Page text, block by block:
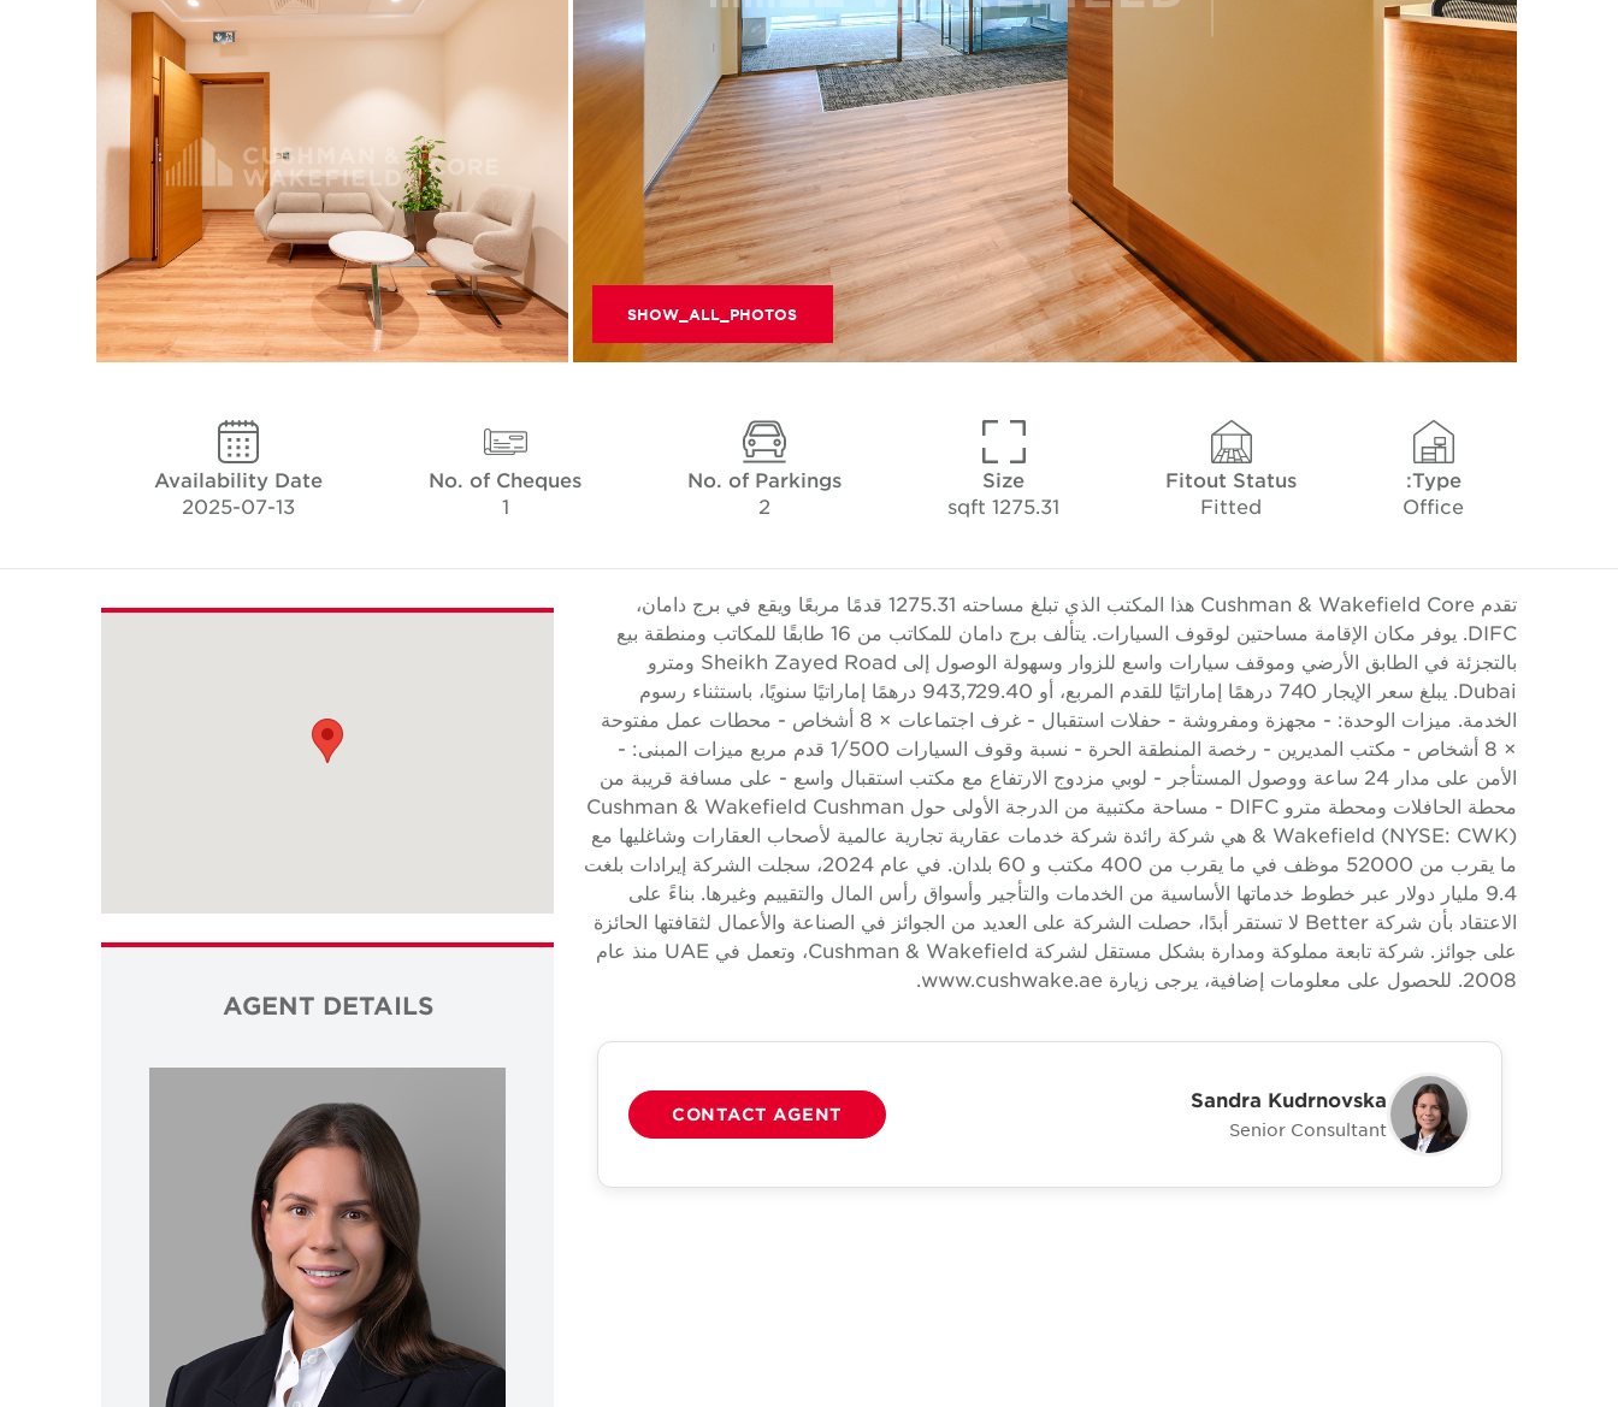
SHOW_ALL_PHOTOS
Type:
Office
Fitout Status
Fitted
Size
1275.31 sqft
No. of Parkings
2
No. of Cheques
1
Availability Date
2025-07-13
تقدم Cushman & Wakefield Core هذا المكتب الذي تبلغ مساحته 1275.31 قدمًا مربعًا ويقع في برج دامان،
DIFC. يوفر مكان الإقامة مساحتين لوقوف السيارات. يتألف برج دامان للمكاتب من 16 طابقًا للمكاتب ومنطقة بيع
بالتجزئة في الطابق الأرضي وموقف سيارات واسع للزوار وسهولة الوصول إلى Sheikh Zayed Road ومترو
Dubai. يبلغ سعر الإيجار 740 درهمًا إماراتيًا للقدم المربع، أو 943,729.40 درهمًا إماراتيًا سنويًا، باستثناء رسوم
الخدمة. ميزات الوحدة: - مجهزة ومفروشة - حفلات استقبال - غرف اجتماعات × 8 أشخاص - محطات عمل مفتوحة
× 8 أشخاص - مكتب المديرين - رخصة المنطقة الحرة - نسبة وقوف السيارات 1/500 قدم مربع ميزات المبنى: -
الأمن على مدار 24 ساعة ووصول المستأجر - لوبي مزدوج الارتفاع مع مكتب استقبال واسع - على مسافة قريبة من
محطة الحافلات ومحطة مترو DIFC - مساحة مكتبية من الدرجة الأولى حول Cushman & Wakefield Cushman
& Wakefield (NYSE: CWK) هي شركة رائدة شركة خدمات عقارية تجارية عالمية لأصحاب العقارات وشاغليها مع
ما يقرب من 52000 موظف في ما يقرب من 400 مكتب و 60 بلدان. في عام 2024، سجلت الشركة إيرادات بلغت
9.4 مليار دولار عبر خطوط خدماتها الأساسية من الخدمات والتأجير وأسواق رأس المال والتقييم وغيرها. بناءً على
الاعتقاد بأن شركة Better لا تستقر أبدًا، حصلت الشركة على العديد من الجوائز في الصناعة والأعمال لثقافتها الحائزة
على جوائز. شركة تابعة مملوكة ومدارة بشكل مستقل لشركة Cushman & Wakefield، وتعمل في UAE منذ عام
2008. للحصول على معلومات إضافية، يرجى زيارة www.cushwake.ae.
Sandra Kudrnovska
Senior Consultant
CONTACT AGENT
AGENT DETAILS